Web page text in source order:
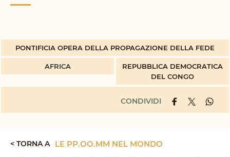
PONTIFICIA OPERA DELLA PROPAGAZIONE DELLA FEDE
AFRICA
REPUBBLICA DEMOCRATICA
DEL CONGO
CONDIVIDI
< TORNA A LE PP.OO.MM NEL MONDO